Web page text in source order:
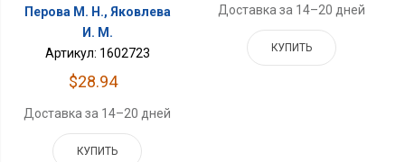
Перова М. Н., Яковлева
И. М.
Артикул: 1602723
$28.94
Доставка за 14–20 дней
КУПИТЬ
Доставка за 14–20 дней
КУПИТЬ